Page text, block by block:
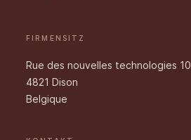
FIRMENSITZ
Rue des nouvelles technologies 10
4821 Dison
Belgique